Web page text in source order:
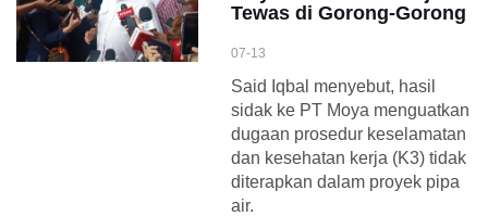
Tewas di Gorong-Gorong
07-13
Said Iqbal menyebut, hasil
sidak ke PT Moya menguatkan
dugaan prosedur keselamatan
dan kesehatan kerja (K3) tidak
diterapkan dalam proyek pipa
air.